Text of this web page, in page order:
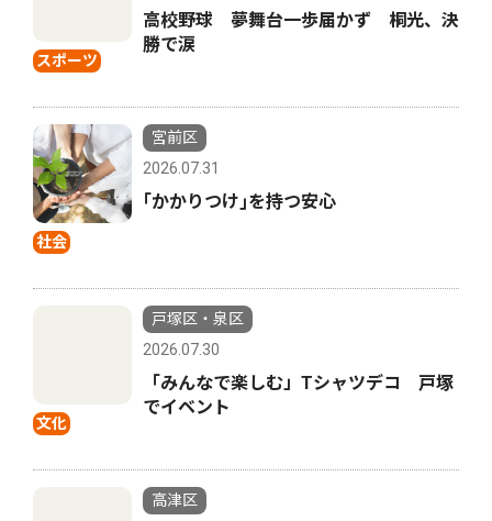
スポーツ
高校野球 夢舞台一歩届かず 桐光、決
勝で涙
社会
宮前区
2026.07.31
｢かかりつけ｣を持つ安心
文化
戸塚区・泉区
2026.07.30
「みんなで楽しむ」Tシャツデコ 戸塚
でイベント
高津区